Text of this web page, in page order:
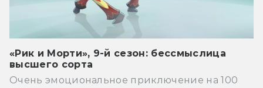
«Рик и Морти», 9-й сезон: бессмыслица
высшего сорта
Очень эмоциональное приключение на 100